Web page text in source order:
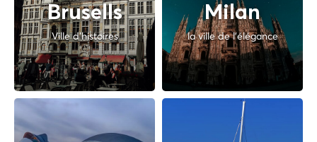
Brusells
Ville d'histoires
Milan
la ville de l'élégance